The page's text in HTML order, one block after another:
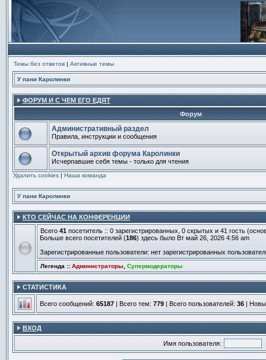
Темы без ответов | Активные темы
У пани Каролинки
ФОРУМ И С ЧЕМ ЕГО ЕДЯТ
Форум
Нет
непрочитанных
сообщений
Административный раздел
Правила, инструкции и сообщения
Нет
непрочитанных
Открытый архив форума Каролинки
Исчерпавшие себя темы - только для чтения
Удалить cookies | Наша команда
У пани Каролинки
КТО СЕЙЧАС НА КОНФЕРЕНЦИИ
Всего 41 посетитель :: 0 зарегистрированных, 0 скрытых и 41 гость
Больше всего посетителей (186) здесь было Вт май 26, 2026 4:56 am
Зарегистрированные пользователи: нет зарегистрированных
Легенда :: Администраторы Супермодераторы
СТАТИСТИКА
Всего сообщений: 65187 | Всего тем: 779 | Всего пользователей: 36 |
ВХОД
Имя пользователя: